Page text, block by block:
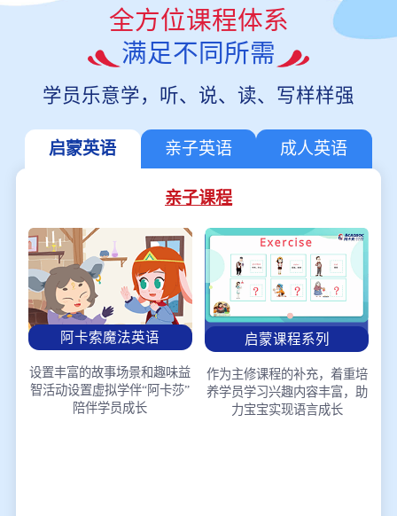
全方位课程体系
满足不同所需
学员乐意学，听、说、读、写样样强
启蒙英语 亲子英语 成人英语
亲子课程
阿卡索魔法英语
设置丰富的故事场景和趣味益
智活动设置虚拟学伴“阿卡莎”
陪伴学员成长
启蒙课程系列
作为主修课程的补充，着重培
养学员学习兴趣内容丰富，助
力宝宝实现语言成长